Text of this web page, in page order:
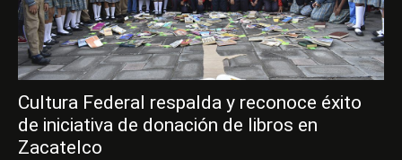
Cultura Federal respalda y reconoce éxito
de iniciativa de donación de libros en
Zacatelco